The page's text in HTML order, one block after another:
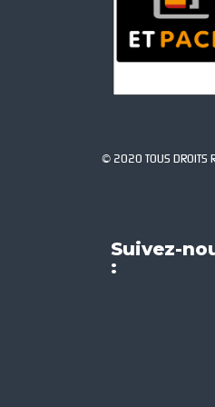
© 2020 TOUS DROITS
Suivez-
: